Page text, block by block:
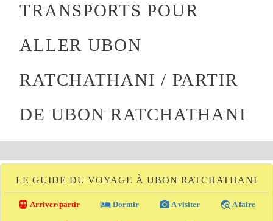
TRANSPORTS POUR
ALLER UBON
RATCHATHANI / PARTIR
DE UBON RATCHATHANI
LE GUIDE DU VOYAGE À UBON RATCHATHANI
directions_transit Arriver/partir local_hotel Dormir photo_camera A visiter travel_explore A faire